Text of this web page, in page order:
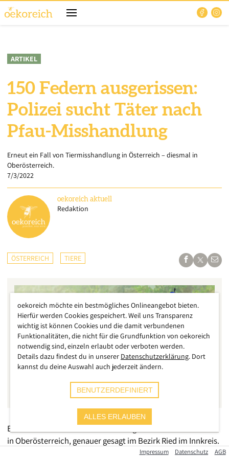
ARTIKEL
150 Federn ausgerissen:
Polizei sucht Täter nach
Pfau-Misshandlung
Erneut ein Fall von Tiermisshandlung in Österreich – diesmal in
Oberösterreich.
7/3/2022
oekoreich aktuell
Redaktion
ÖSTERREICH TIERE
Erneut ein Fall von Tiermisshandlung in Österreich – diesmal
in Oberösterreich, genauer gesagt im Bezirk Ried im Innkreis.
“ berichten, wurden einem Pfau bei lebendigem
Impressum Datenschutz AGB
oekoreich möchte ein bestmögliches Onlineangebot bieten.
Hierfür werden Cookies gespeichert. Weil uns Transparenz
wichtig ist können Cookies und die damit verbundenen
Funktionalitäten, die nicht für die Grundfunktion von oekoreich
notwendig sind, einzeln erlaubt oder verboten werden.
Details dazu findest du in unserer Datenschutzerklärung. Dort
kannst du deine Auswahl auch jederzeit ändern.
BENUTZERDEFINIERT
ALLES ERLAUBEN